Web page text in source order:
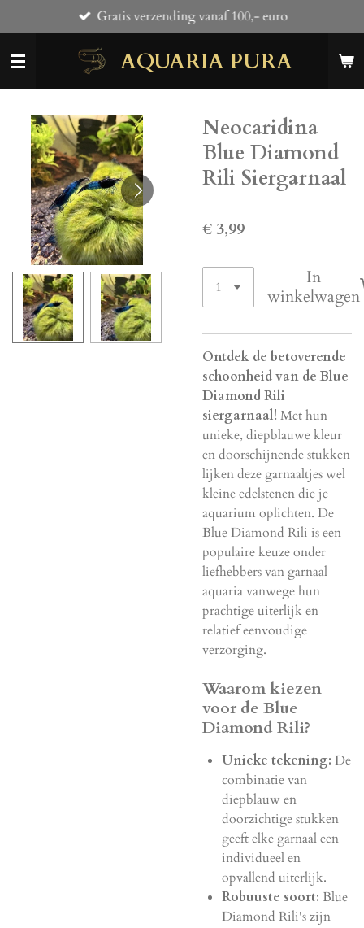
direct
naar
AQUARIA PURA
Gratis verzending vanaf 100,- euro
Neocaridina
Blue Diamond
Rili Siergarnaal
€ 3,99
In
winkelwagen
Ontdek de betoverende
schoonheid van de Blue
Diamond Rili
siergarnaal! Met hun
unieke, diepblauwe kleur
en doorschijnende stukken
lijken deze garnaaltjes wel
kleine edelstenen die je
aquarium oplichten. De
Blue Diamond Rili is een
populaire keuze onder
liefhebbers van garnaal
aquaria vanwege hun
prachtige uiterlijk en
relatief eenvoudige
verzorging.
Waarom kiezen
voor de Blue
Diamond Rili?
Unieke tekening: De
combinatie van
diepblauw en
doorzichtige stukken
geeft elke garnaal een
individueel en
opvallend uiterlijk.
Robuuste soort: Blue
Diamond Rili's zijn